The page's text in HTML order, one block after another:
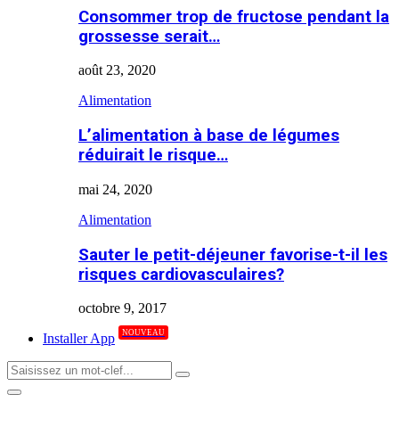
Consommer trop de fructose pendant la
grossesse serait…
août 23, 2020
Alimentation
L’alimentation à base de légumes
réduirait le risque…
mai 24, 2020
Alimentation
Sauter le petit-déjeuner favorise-t-il les
risques cardiovasculaires?
octobre 9, 2017
Installer App
NOUVEAU
Search
for:
Search
Primary